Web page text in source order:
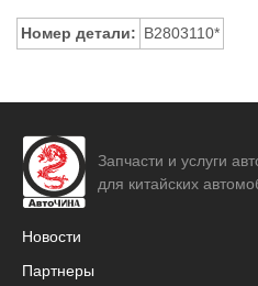
Номер детали: B2803110*
Запчасти и услуги
для китайских
Новости
Партнеры